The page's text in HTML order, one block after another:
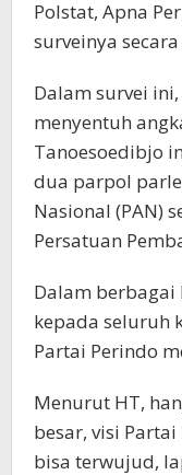
Polstat, Apna
surveinya
Dalam survei
menyentuh
Tanoesoedibjo
dua parpol
Nasional (PAN)
Persatuan
Dalam berbagai
kepada seluruh
Partai Perindo
Menurut HT,
besar, visi
bisa terwujud,